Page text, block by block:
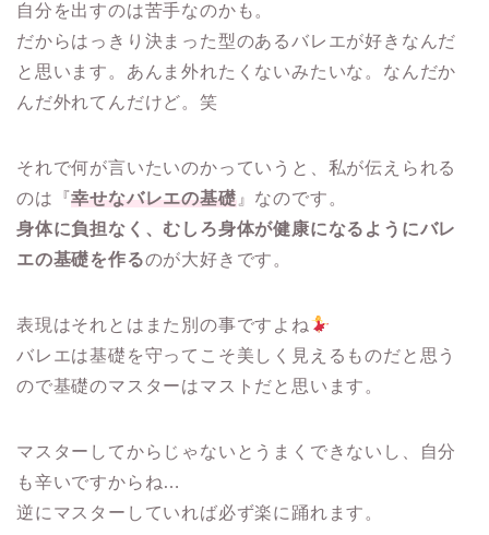
自分を出すのは苦手なのかも。
だからはっきり決まった型のあるバレエが好きなんだ
と思います。あんま外れたくないみたいな。なんだか
んだ外れてんだけど。笑
それで何が言いたいのかっていうと、私が伝えられる
のは『幸せなバレエの基礎 』なのです。
身体に負担なく、むしろ身体が健康になるようにバレ
エの基礎を作るのが大好きです。
表現はそれとはまた別の事ですよね
バレエは基礎を守ってこそ美しく見えるものだと思う
ので基礎のマスターはマストだと思います。
マスターしてからじゃないとうまくできないし、自分
も辛いですからね…
逆にマスターしていれば必ず楽に踊れます。